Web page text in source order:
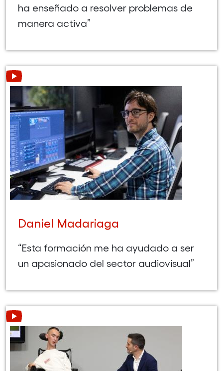
ha enseñado a resolver problemas de
manera activa”
Daniel Madariaga
“Esta formación me ha ayudado a ser
un apasionado del sector audiovisual”
Leer más acerca de Daniel Madariaga (Abre en nueva
Leer más acerca de Denis Ilban (Abre en nueva ventana)